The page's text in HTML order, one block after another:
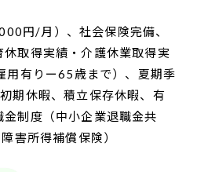
円/月）、社会保険完備、
取得実績・介護休業取得実
用有りー65歳まで）、夏期季
期休暇、積立保存休暇、有
制度（中小企業退職金共
害所得補償保険）